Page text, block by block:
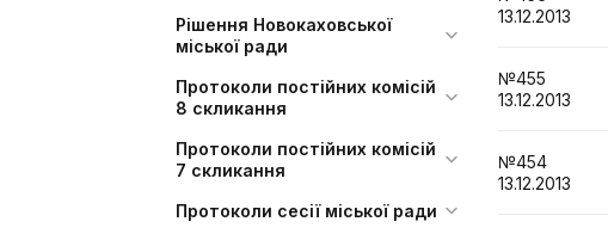
Рішення Новокаховської
міської ради
Протоколи постійних комісій
8 скликання
Протоколи постійних комісій
7 скликання
Протоколи сесії міської ради
13.12.2013
№455
13.12.2013
№454
13.12.2013